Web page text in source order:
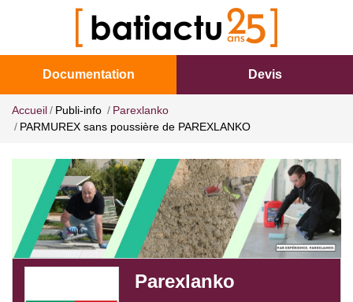
Documentation Devis
Accueil Publi-info
Parexlanko
PARMUREX sans poussière de PAREXLANKO
Parexlanko